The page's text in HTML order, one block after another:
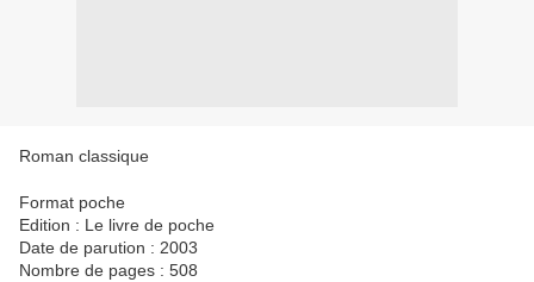
Roman classique
Format poche
Edition : Le livre de poche
Date de parution : 2003
Nombre de pages : 508